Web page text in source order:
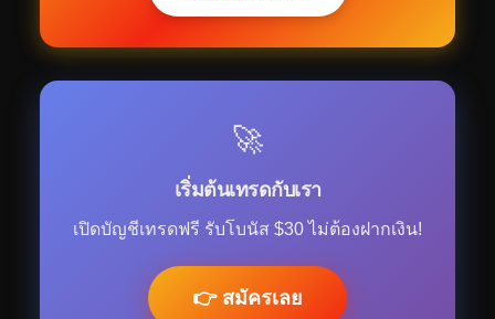
🚀
เริ่มต้นเทรดกับเรา
เปิดบัญชีเทรดฟรี รับโบนัส $30 ไม่ต้องฝากเงิน!
👉 สมัครเลย